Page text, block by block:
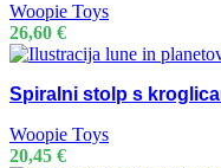
Woopie Toys
26,60 €
Spiralni stolp s
Woopie Toys
20,45 €